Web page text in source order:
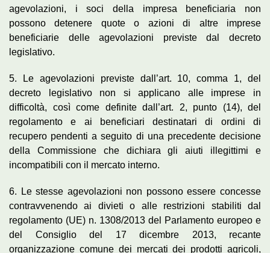
agevolazioni, i soci della impresa beneficiaria non
possono detenere quote o azioni di altre imprese
beneficiarie delle agevolazioni previste dal decreto
legislativo.
5. Le agevolazioni previste dall’art. 10, comma 1, del
decreto legislativo non si applicano alle imprese in
difficoltà, così come definite dall’art. 2, punto (14), del
regolamento e ai beneficiari destinatari di ordini di
recupero pendenti a seguito di una precedente decisione
della Commissione che dichiara gli aiuti illegittimi e
incompatibili con il mercato interno.
6. Le stesse agevolazioni non possono essere concesse
contravvenendo ai divieti o alle restrizioni stabiliti dal
regolamento (UE) n. 1308/2013 del Parlamento europeo e
del Consiglio del 17 dicembre 2013, recante
organizzazione comune dei mercati dei prodotti agricoli,